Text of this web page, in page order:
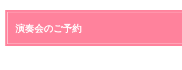
演奏会のご予約